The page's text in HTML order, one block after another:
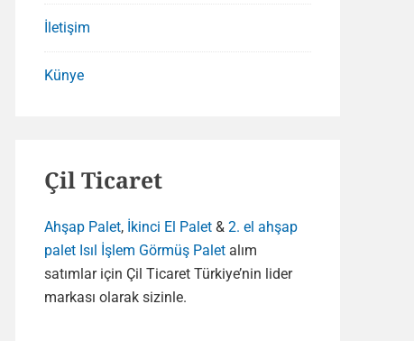
İletişim
Künye
Çil Ticaret
Ahşap Palet, İkinci El Palet &2. el ahşap
palet Isıl İşlem Görmüş Palet alım
satımlar için Çil Ticaret Türkiye’nin lider
markası olarak sizinle.